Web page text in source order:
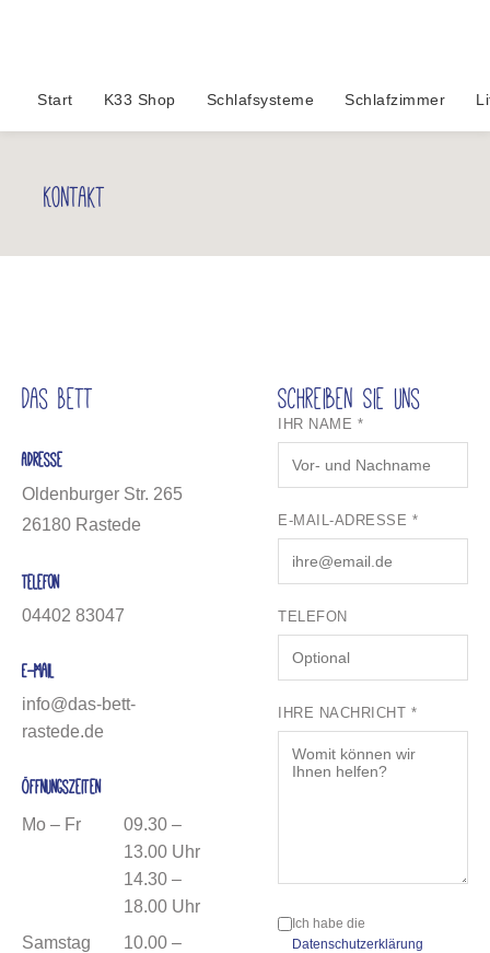
Start K33 Shop Schlafsysteme Schlafzimmer
Kontakt
Das Bett
Adresse
Oldenburger Str. 265
26180 Rastede
Telefon
04402 83047
E-Mail
info@das-bett-
rastede.de
Öffnungszeiten
Mo – Fr
09.30 –
13.00 Uhr
14.30 –
18.00 Uhr
Samstag
10.00 –
Schreiben Sie uns
IHR NAME *
E-MAIL-ADRESSE *
TELEFON
IHRE NACHRICHT *
Ich habe die
Datenschutzerklärung